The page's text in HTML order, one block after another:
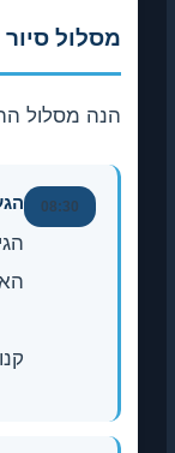
מסלול סיור עצמאי
הנה מסלול
08:30 הגעה
האתר
קנו